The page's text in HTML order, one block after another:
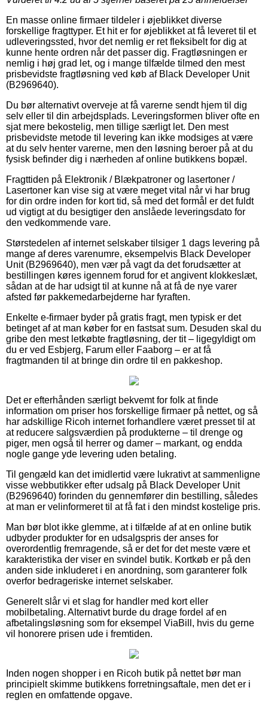
En masse online firmaer tildeler i øjeblikket diverse
forskellige fragttyper. Et hit er for øjeblikket at få leveret til et
udleveringssted, hvor det nemlig er ret fleksibelt for dig at
kunne hente ordren når det passer dig. Fragtløsningen er
nemlig i høj grad let, og i mange tilfælde tilmed den mest
prisbevidste fragtløsning ved køb af Black Developer Unit
(B2969640).
Du bør alternativt overveje at få varerne sendt hjem til dig
selv eller til din arbejdsplads. Leveringsformen bliver ofte en
sjat mere bekostelig, men tillige særligt let. Den mest
prisbevidste metode til levering kan ikke modsiges at være
at du selv henter varerne, men den løsning beroer på at du
fysisk befinder dig i nærheden af online butikkens bopæl.
Fragttiden på Elektronik / Blækpatroner og lasertoner /
Lasertoner kan vise sig at være meget vital når vi har brug
for din ordre inden for kort tid, så med det formål er det fuldt
ud vigtigt at du besigtiger den anslåede leveringsdato for
den vedkommende vare.
Størstedelen af internet selskaber tilsiger 1 dags levering på
mange af deres varenumre, eksempelvis Black Developer
Unit (B2969640), men vær på vagt da det forudsætter at
bestillingen køres igennem forud for et angivent klokkeslæt,
sådan at de har udsigt til at kunne nå at få de nye varer
afsted før pakkemedarbejderne har fyraften.
Enkelte e-firmaer byder på gratis fragt, men typisk er det
betinget af at man køber for en fastsat sum. Desuden skal du
gribe den mest letkøbte fragtløsning, der tit – ligegyldigt om
du er ved Esbjerg, Farum eller Faaborg – er at få
fragtmanden til at bringe din ordre til en pakkeshop.
Det er efterhånden særligt bekvemt for folk at finde
information om priser hos forskellige firmaer på nettet, og så
har adskillige Ricoh internet forhandlere været presset til at
at reducere salgsværdien på produkterne – til drenge og
piger, men også til herrer og damer – markant, og endda
nogle gange yde levering uden betaling.
Til gengæld kan det imidlertid være lukrativt at sammenligne
visse webbutikker efter udsalg på Black Developer Unit
(B2969640) forinden du gennemfører din bestilling, således
at man er velinformeret til at få fat i den mindst kostelige pris.
Man bør blot ikke glemme, at i tilfælde af at en online butik
udbyder produkter for en udsalgspris der anses for
overordentlig fremragende, så er det for det meste være et
karakteristika der viser en svindel butik. Kortkøb er på den
anden side inkluderet i en anordning, som garanterer folk
overfor bedrageriske internet selskaber.
Generelt slår vi et slag for handler med kort eller
mobilbetaling. Alternativt burde du drage fordel af en
afbetalingsløsning som for eksempel ViaBill, hvis du gerne
vil honorere prisen ude i fremtiden.
Inden nogen shopper i en Ricoh butik på nettet bør man
principielt skimme butikkens forretningsaftale, men det er i
reglen en omfattende opgave.